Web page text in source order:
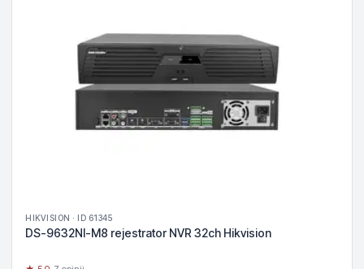
HIKVISION · ID 61345
DS-9632NI-M8 rejestrator NVR 32ch Hikvision